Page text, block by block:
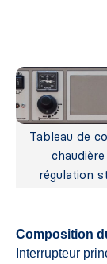
Tableau de
régulation
Composition
Interrupteur